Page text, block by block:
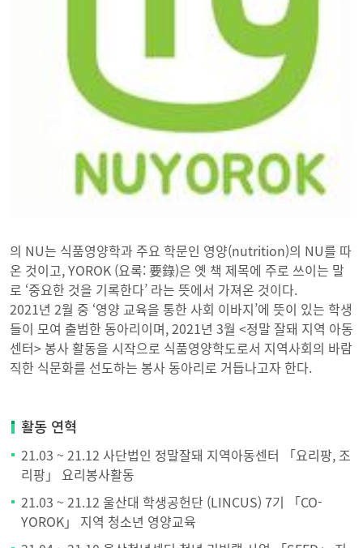
의 NU는 식품영양학과 주요 학문인 영양(nutrition)의 NU를 따
온 것이고, YOROK (요록: 要錄)은 옛 책 제목에 주로 쓰이는 말
로 ‘중요한 것을 기록한다’ 라는 뜻에서 가져온 것이다.
2021년 2월 중 ‘영양 교육을 통한 사회 이바지’에 뜻이 있는 학생
들이 모여 출범한 동아리이며, 2021년 3월 <정말 잘돼 지역 아동
센터> 봉사 활동을 시작으로 식품영양학도로서 지역사회의 바람
직한 식문화를 선도하는 봉사 동아리로 거듭나고자 한다.
활동 연혁
21.03 ~ 21.12 사단법인 정말잘돼 지역아동센터 「요리팡, 조
리팡」 요리봉사활동
21.03 ~ 21.12 울산대 학생공헌단 (LINCUS) 7기 「CO-
YOROK」 지역 청소년 영양교육